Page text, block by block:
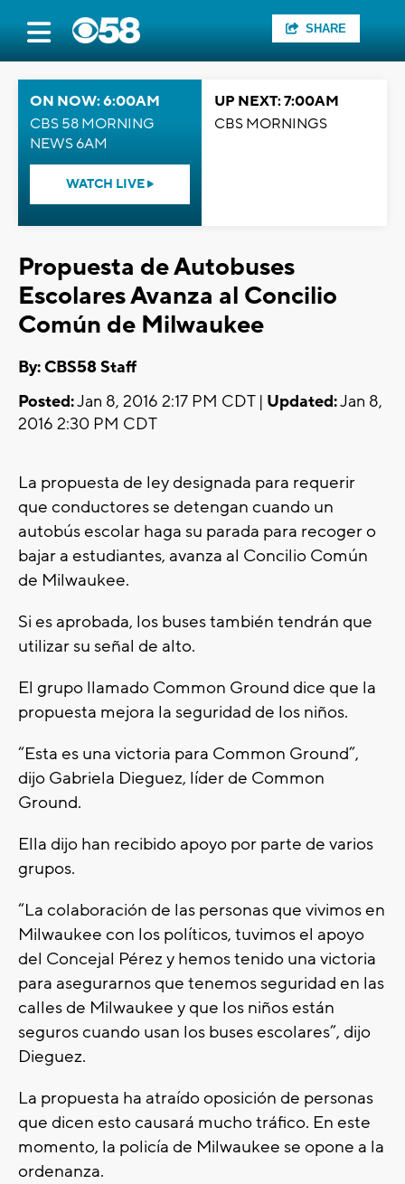
SHARE
ON NOW: 6:00AM
CBS 58 MORNING
NEWS 6AM
WATCH LIVE
UP NEXT: 7:00AM
CBS MORNINGS
Propuesta de Autobuses
Escolares Avanza al Concilio
Común de Milwaukee
By: CBS58 Staff
Posted:Jan 8, 2016 2:17 PM CDT | Updated:Jan 8,
2016 2:30 PM CDT
La propuesta de ley designada para requerir
que conductores se detengan cuando un
autobús escolar haga su parada para recoger o
bajar a estudiantes, avanza al Concilio Común
de Milwaukee.
Si es aprobada, los buses también tendrán que
utilizar su señal de alto.
El grupo llamado Common Ground dice que la
propuesta mejora la seguridad de los niños.
“Esta es una victoria para Common Ground”,
dijo Gabriela Dieguez, líder de Common
Ground.
Ella dijo han recibido apoyo por parte de varios
grupos.
“La colaboración de las personas que vivimos en
Milwaukee con los políticos, tuvimos el apoyo
del Concejal Pérez y hemos tenido una victoria
para asegurarnos que tenemos seguridad en las
calles de Milwaukee y que los niños están
seguros cuando usan los buses escolares”, dijo
Dieguez.
La propuesta ha atraído oposición de personas
que dicen esto causará mucho tráfico. En este
momento, la policía de Milwaukee se opone a la
ordenanza.